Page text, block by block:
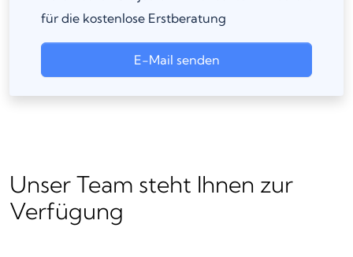
für die kostenlose Erstberatung
E-Mail senden
Unser Team steht Ihnen zur
Verfügung